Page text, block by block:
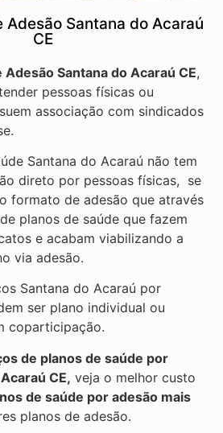
Adesão Santana do Acaraú
CE
Adesão Santana do Acaraú CE,
pessoas físicas ou
associação com sindicados
Santana do Acaraú não tem
direto por pessoas físicas, se
formato de adesão que através
planos de saúde que fazem
e acabam viabilizando a
via adesão.
Santana do Acaraú por
ser plano individual ou
coparticipação.
de planos de saúde por
CE, veja o melhor custo
de saúde por adesão mais
planos de adesão.